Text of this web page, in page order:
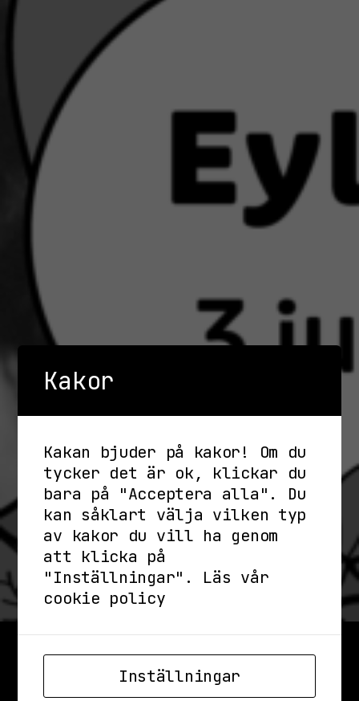
Kakor
Kakan bjuder på kakor! Om du
tycker det är ok, klickar du
bara på "Acceptera alla". Du
kan såklart välja vilken typ
av kakor du vill ha genom
att klicka på
"Inställningar". Läs vår
cookie policy
Inställningar